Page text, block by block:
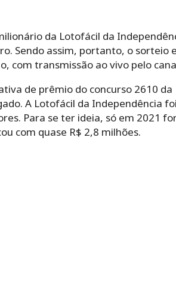
da Lotofácil da
Sendo assim, portanto, o sorteio
com transmissão ao vivo pelo
de prêmio do concurso 2610
A Lotofácil da Independência
Para se ter ideia, só em 2021
com quase R$ 2,8 milhões.